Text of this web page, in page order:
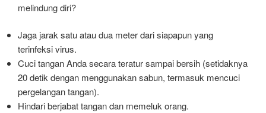
melindung diri?
Jaga jarak satu atau dua meter dari siapapun yang
terinfeksi virus.
Cuci tangan Anda secara teratur sampai bersih (setidaknya
20 detik dengan menggunakan sabun, termasuk mencuci
pergelangan tangan).
Hindari berjabat tangan dan memeluk orang.